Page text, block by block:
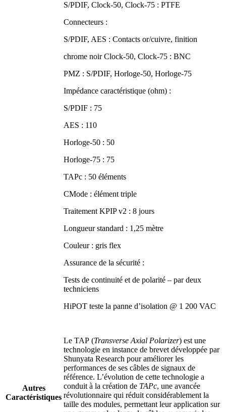
Autres
Caractéristiques
S/PDIF, Clock-50, Clock-75 : PTFE
Connecteurs :
S/PDIF, AES : Contacts or/cuivre, finition
chrome noir Clock-50, Clock-75 : BNC
PMZ : S/PDIF, Horloge-50, Horloge-75
Impédance caractéristique (ohm) :
S/PDIF : 75
AES : 110
Horloge-50 : 50
Horloge-75 : 75
TAPc : 50 éléments
CMode : élément triple
Traitement KPIP v2 : 8 jours
Longueur standard : 1,25 mètre
Couleur : gris flex
Assurance de la sécurité :
Tests de continuité et de polarité – par deux
techniciens
HiPOT teste la panne d’isolation @ 1 200 VAC
Le TAP (Transverse Axial Polarizer) est une
technologie en instance de brevet développée par
Shunyata Research pour améliorer les
performances de ses câbles de signaux de
référence. L’évolution de cette technologie a
conduit à la création de TAPc, une avancée
révolutionnaire qui réduit considérablement la
taille des modules, permettant leur application sur